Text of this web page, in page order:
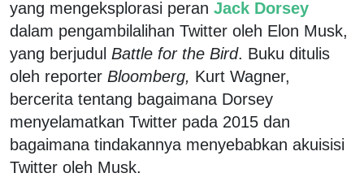
yang mengeksplorasi peran Jack Dorsey
dalam pengambilalihan Twitter oleh Elon Musk,
yang berjudul Battle for the Bird. Buku ditulis
oleh reporter Bloomberg, Kurt Wagner,
bercerita tentang bagaimana Dorsey
menyelamatkan Twitter pada 2015 dan
bagaimana tindakannya menyebabkan akuisisi
Twitter oleh Musk.